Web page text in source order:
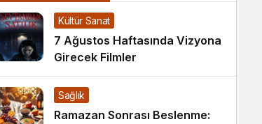
Kültür Sanat
7 Ağustos Haftasında Vizyona
Girecek Filmler
Sağlık
Ramazan Sonrası Beslenme: